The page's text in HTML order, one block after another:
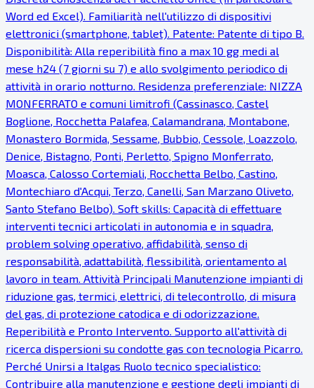
Word ed Excel). Familiarità nell'utilizzo di dispositivi
elettronici (smartphone, tablet). Patente: Patente di tipo B.
Disponibilità: Alla reperibilità fino a max 10 gg medi al
mese h24 (7 giorni su 7) e allo svolgimento periodico di
attività in orario notturno. Residenza preferenziale: NIZZA
MONFERRATO e comuni limitrofi (Cassinasco, Castel
Boglione, Rocchetta Palafea, Calamandrana, Montabone,
Monastero Bormida, Sessame, Bubbio, Cessole, Loazzolo,
Denice, Bistagno, Ponti, Perletto, Spigno Monferrato,
Moasca, Calosso Cortemiali, Rocchetta Belbo, Castino,
Montechiaro d'Acqui, Terzo, Canelli, San Marzano Oliveto,
Santo Stefano Belbo). Soft skills: Capacità di effettuare
interventi tecnici articolati in autonomia e in squadra,
problem solving operativo, affidabilità, senso di
responsabilità, adattabilità, flessibilità, orientamento al
lavoro in team. Attività Principali Manutenzione impianti di
riduzione gas, termici, elettrici, di telecontrollo, di misura
del gas, di protezione catodica e di odorizzazione.
Reperibilità e Pronto Intervento. Supporto all'attività di
ricerca dispersioni su condotte gas con tecnologia Picarro.
Perché Unirsi a Italgas Ruolo tecnico specialistico:
Contribuire alla manutenzione e gestione degli impianti di